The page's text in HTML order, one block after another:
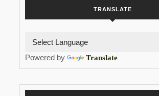
TRANSLATE
Powered by Translate